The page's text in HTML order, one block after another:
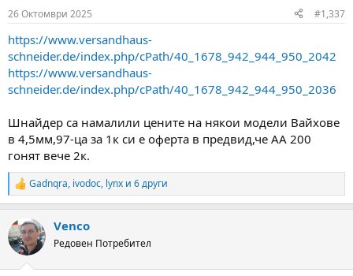
s
26 Октомври 2025 #1,337
https://www.versandhaus-
schneider.de/index.php/cPath/40_1678_942_944_950_2042
https://www.versandhaus-
schneider.de/index.php/cPath/40_1678_942_944_950_2036
Шнайдер са намалили цените на някои модели Вайхове
в 4,5мм,97-ца за 1к си е оферта в предвид,че АА 200
гонят вече 2к.
R
e
c
t
i
Gadnqra, ivodoc, lynx и 6 други
Venco
Редовен Потребител